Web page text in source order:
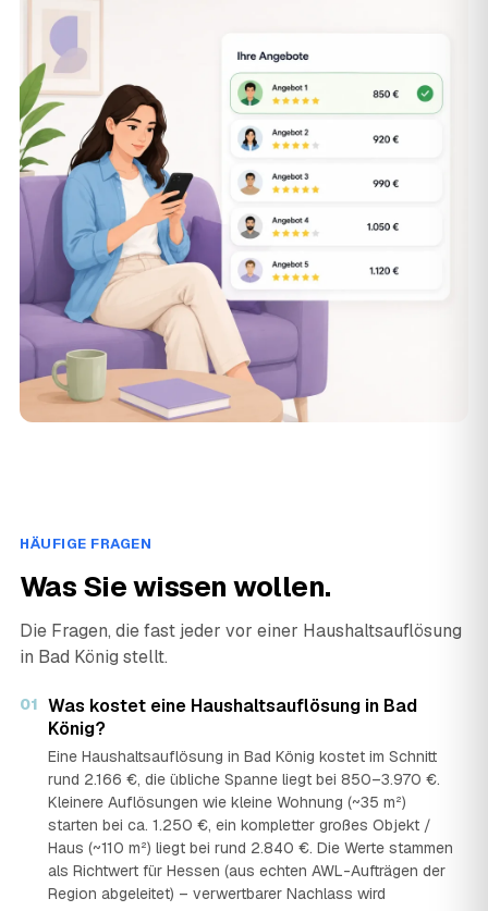
HÄUFIGE FRAGEN
Was Sie wissen wollen.
Die Fragen, die fast jeder vor einer Haushaltsauflösung
in Bad König stellt.
01 Was kostet eine Haushaltsauflösung in Bad
König?
Eine Haushaltsauflösung in Bad König kostet im Schnitt
rund 2.166 €, die übliche Spanne liegt bei 850–3.970 €.
Kleinere Auflösungen wie kleine Wohnung (~35 m²)
starten bei ca. 1.250 €, ein kompletter großes Objekt /
Haus (~110 m²) liegt bei rund 2.840 €. Die Werte stammen
als Richtwert für Hessen (aus echten AWL-Aufträgen der
Region abgeleitet) – verwertbarer Nachlass wird